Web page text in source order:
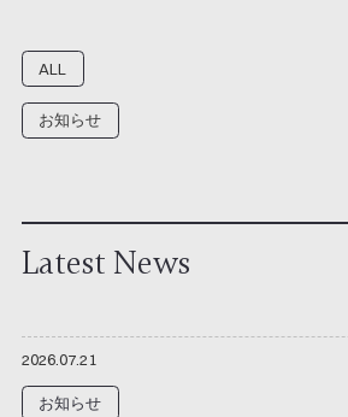
ALL
お知らせ
Latest News
2026.07.21
お知らせ